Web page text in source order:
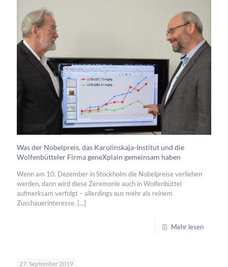
Was der Nobelpreis, das Karolinskaja-Institut und die
Wolfenbütteler Firma geneXplain gemeinsam haben
Wenn am 10. Dezember in Stockholm die Nobelpreise verliehen
werden, dann wird diese Zeremonie auch in Wolfenbüttel
aufmerksam verfolgt – allerdings aus mehr als reinem
Zuschauerinteresse. […]
Mehr lesen
27. September 2019